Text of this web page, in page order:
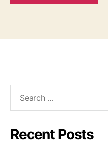
Recent Posts